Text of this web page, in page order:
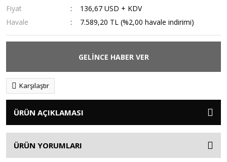
Fiyat
136,67 USD + KDV
Havale
7.589,20 TL (%2,00 havale indirimi)
GELİNCE HABER VER
Karşılaştır
ÜRÜN AÇIKLAMASI
ÜRÜN YORUMLARI